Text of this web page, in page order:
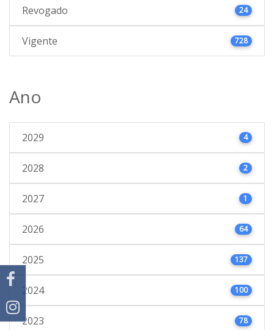
Revogado 24
Vigente 728
Ano
2029 4
2028 2
2027 1
2026 64
2025 137
2024 100
2023 78